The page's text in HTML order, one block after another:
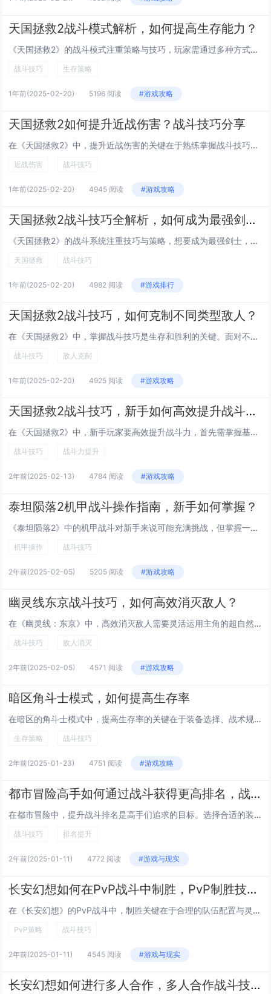
天国拯救2战斗模式解析，如何提高生存能力？
《天国拯救2》的战斗模式注重策略与技巧，玩家需通过多种方式提高生存能力。游戏中，合理的装备选择至关重要，轻型护甲能提升灵活性，重型护甲则提供更好的防护。武器方面，不同类型的武器适合不同的战斗场景，长柄武器适合保持距离，而短刀和剑则更适合近身...
战斗技巧 生存策略
1年前(2025-02-20) 5196 阅读 #游戏攻略
天国拯救2如何提升近战伤害？战斗技巧分享
在《天国拯救2》中，提升近战伤害的关键在于熟练掌握战斗技巧和合理利用装备。玩家应注重武器的选择，不同类型的武器（如剑、斧、锤）各有优劣，需根据敌人类型灵活切换。掌握格挡与反击的时机至关重要，准确的格挡不仅能减少自身受伤，还能创造反击机会。保...
近战伤害 战斗技巧
1年前(2025-02-20) 4945 阅读 #游戏攻略
天国拯救2战斗技巧全解析，如何成为最强剑士？
《天国拯救2》的战斗系统注重技巧与策略，想要成为最强剑士，需掌握几大关键要素。熟悉武器特性至关重要，不同类型的剑、斧和长柄武器各有优劣，应根据敌人类型选择合适装备。保持良好的防御姿态，利用格挡与闪避来减少伤害，并抓住对手破绽进行反击。节奏感...
天国拯救 战斗技巧
1年前(2025-02-20) 4982 阅读 #游戏排行
天国拯救2战斗技巧，如何克制不同类型敌人？
在《天国拯救2》中，掌握战斗技巧是生存和胜利的关键。面对不同类型敌人时，灵活调整策略至关重要。对于重甲骑士，利用环境优势和远程武器削弱其防御，再寻找破绽进行近战攻击。对付敏捷型敌人如盗贼或轻装步兵，保持距离并采用防反战术，等待对方失误。面对...
战斗技巧 敌人克制
1年前(2025-02-20) 4925 阅读 #游戏攻略
天国拯救2战斗技巧，新手如何高效提升战斗力？
在《天国拯救2》中，新手玩家要高效提升战斗力，首先需掌握基础战斗技巧。熟悉武器特性，选择适合自己的武器类型，如剑、斧或长矛，每种武器的操作方式和应用场景不同。练习格挡与闪避的时机，合理运用可以减少受伤并创造反击机会。关注敌人的攻击模式，预判...
战斗技巧 战斗力提升
2年前(2025-02-13) 4784 阅读 #游戏攻略
泰坦陨落2机甲战斗操作指南，新手如何掌握？
《泰坦陨落2》中的机甲战斗对新手来说可能充满挑战，但掌握一些基本操作可以迅速提升战斗力。熟悉机甲的移动与闪避机制至关重要。利用左摇杆控制移动，右摇杆调整视角，而快速按下闪避键（默认为左Shift）可进行短距离瞬移，这不仅能躲避敌人攻击，还能...
机甲操作 战斗技巧
2年前(2025-02-05) 5205 阅读 #游戏攻略
幽灵线东京战斗技巧，如何高效消灭敌人？
在《幽灵线：东京》中，高效消灭敌人需要灵活运用主角的超自然能力和战斗技巧。掌握“灵魂连锁”技能可以一次性对多个敌人造成伤害，尤其是在面对成群的敌人时非常有效。利用环境中的道具和陷阱，如设置火焰或电流陷阱，能够大幅提升战斗力。保持移动和使用闪...
战斗技巧 敌人消灭
2年前(2025-02-05) 4571 阅读 #游戏攻略
暗区角斗士模式，如何提高生存率
在暗区的角斗士模式中，提高生存率的关键在于装备选择、战术规划和心理素质。选择合适的防弹衣、头盔和背包，确保能承受一定火力攻击。熟悉地图布局，掌握安全屋与撤离点的位置，避免盲目行动。游戏中要保持低姿态移动，利用掩体进行射击，减少暴露时间。合理...
生存策略 战斗技巧
2年前(2025-01-23) 4751 阅读 #游戏攻略
都市冒险高手如何通过战斗获得更高排名，战斗排名提升技巧
在都市冒险中，提升战斗排名是高手们追求的目标。选择合适的装备与技能组合至关重要，确保在不同战斗场景下都能发挥最大效能。研究对手的弱点和战斗模式，制定针对性策略，可以有效提高胜率。保持良好的体力与状态管理，避免因疲劳或失误导致失败。参与更多高...
战斗技巧 排名提升
2年前(2025-01-11) 4772 阅读 #游戏与现实
长安幻想如何在PvP战斗中制胜，PvP制胜技巧与策略
在《长安幻想》的PvP战斗中，制胜关键在于合理的队伍配置与灵活的战术运用。选择职业时要注重角色间的技能互补，确保有稳定的输出、控制和治疗能力。掌握各职业的核心技能和连招技巧，能够在关键时刻打断敌方关键技能或保护己方核心输出。利用地形优势和视...
PvP策略 战斗技巧
2年前(2025-01-11) 4545 阅读 #游戏与现实
长安幻想如何进行多人合作，多人合作战斗技巧